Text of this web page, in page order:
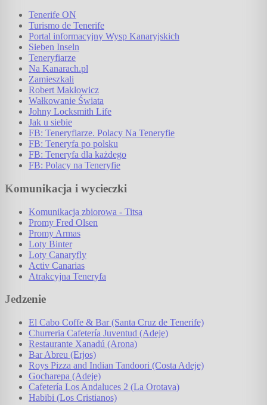
Tenerife ON
Turismo de Tenerife
Portal informacyjny Wysp Kanaryjskich
Sieben Inseln
Teneryfiarze
Na Kanarach.pl
Zamieszkali
Robert Makłowicz
Wałkowanie Świata
Johny Locksmith Life
Jak u siebie
FB: Teneryfiarze. Polacy Na Teneryfie
FB: Teneryfa po polsku
FB: Teneryfa dla każdego
FB: Polacy na Teneryfie
Komunikacja i wycieczki
Komunikacja zbiorowa - Titsa
Promy Fred Olsen
Promy Armas
Loty Binter
Loty Canaryfly
Activ Canarias
Atrakcyjna Teneryfa
Jedzenie
El Cabo Coffe & Bar (Santa Cruz de Tenerife)
Churreria Cafetería Juventud (Adeje)
Restaurante Xanadú (Arona)
Bar Abreu (Erjos)
Roys Pizza and Indian Tandoori (Costa Adeje)
Gocharepa (Adeje)
Cafetería Los Andaluces 2 (La Orotava)
Habibi (Los Cristianos)